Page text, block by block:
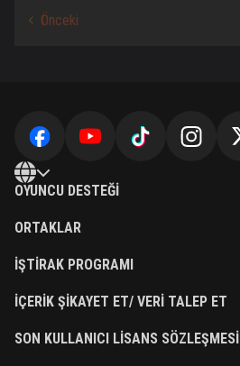
OYUNCU DESTEĞI
ORTAKLAR
İŞTIRAK PROGRAMI
İÇERIK ŞIKAYET ET/ VERI TALEP ET
SON KULLANICI LISANS SÖZLEŞMESI